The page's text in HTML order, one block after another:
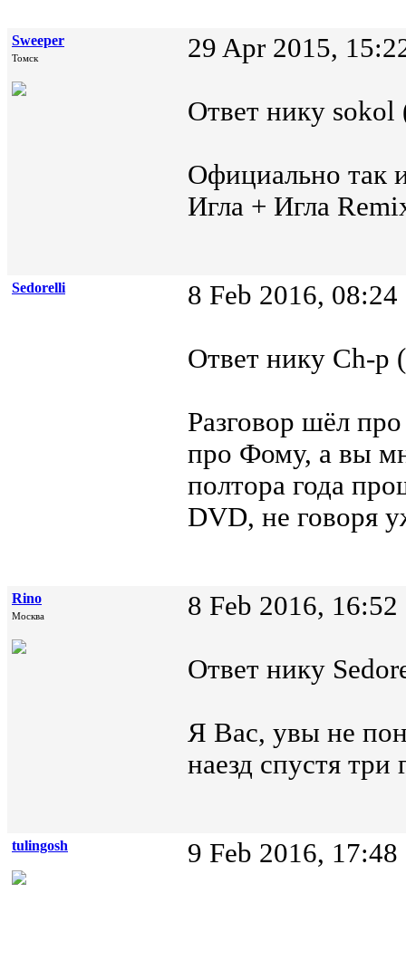
Sweeper
Томск 29 Apr 2015,
Ответ нику
Официально так
Игла + Игла
Sedorelli 8 Feb 2016, 08:24
Ответ нику Ch-p
Разговор шёл
про Фому, а вы
полтора года
DVD, не говоря
Rino
Москва 8 Feb 2016, 16:52
Ответ нику
Я Вас, увы не
наезд спустя три
tulingosh 9 Feb 2016, 17:48